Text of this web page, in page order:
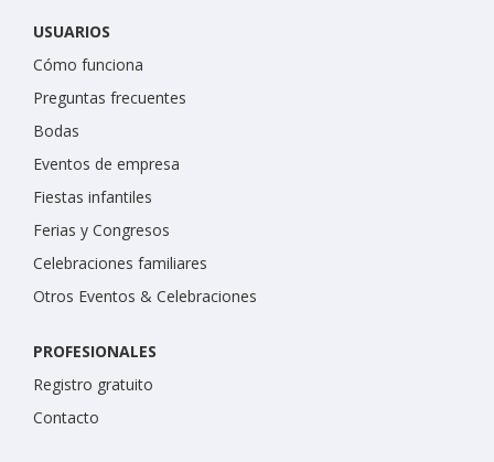
USUARIOS
Cómo funciona
Preguntas frecuentes
Bodas
Eventos de empresa
Fiestas infantiles
Ferias y Congresos
Celebraciones familiares
Otros Eventos & Celebraciones
PROFESIONALES
Registro gratuito
Contacto